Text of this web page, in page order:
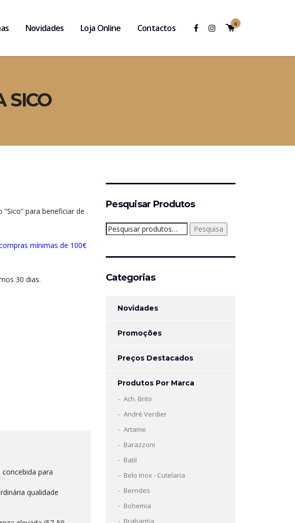
0
Novidades Loja Online Contactos
SICO
para beneficiar de
mínimas de 100€
30 dias.
para
qualidade
Pesquisar Produtos
Pesquisar
por:
Pesquisa
Categorias
Novidades
Promoções
Preços Destacados
Produtos Por Marca
Ach. Brito
André Verdier
Artame
Barazzoni
Batil
Belo Inox - Cutelaria
Berndes
Bohemia
Brabantia